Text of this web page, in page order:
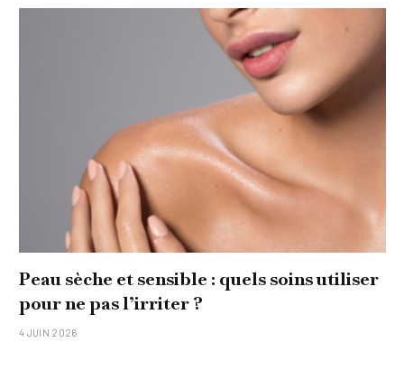
Peau sèche et sensible : quels soins utiliser
pour ne pas l’irriter ?
4 JUIN 2026